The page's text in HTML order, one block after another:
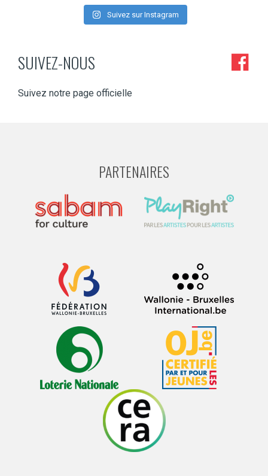
Suivez sur Instagram
SUIVEZ-NOUS
Suivez notre page officielle
PARTENAIRES